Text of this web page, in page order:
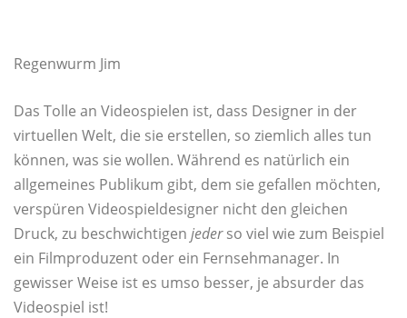
Regenwurm Jim
Das Tolle an Videospielen ist, dass Designer in der
virtuellen Welt, die sie erstellen, so ziemlich alles tun
können, was sie wollen. Während es natürlich ein
allgemeines Publikum gibt, dem sie gefallen möchten,
verspüren Videospieldesigner nicht den gleichen
Druck, zu beschwichtigen jederso viel wie zum Beispiel
ein Filmproduzent oder ein Fernsehmanager. In
gewisser Weise ist es umso besser, je absurder das
Videospiel ist!